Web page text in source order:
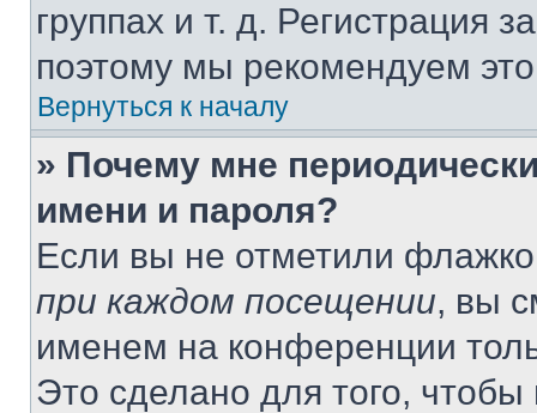
группах и т. д. Регистрация
поэтому мы рекомендуем
Вернуться к началу
» Почему мне
имени и пароля?
Если вы не отметили
при каждом посещении, вы
именем на конференции
Это сделано для того, чтобы